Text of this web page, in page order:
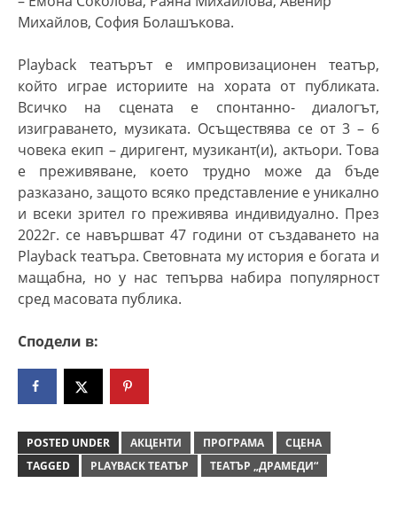
Михайлов, София Болашъкова.
Playback театърът е импровизационен театър,
който играе историите на хората от публиката.
Всичко на сцената е спонтанно- диалогът,
изиграването, музиката. Осъществява се от 3 – 6
човека екип – диригент, музикант(и), актьори. Това
е преживяване, което трудно може да бъде
разказано, защото всяко представление е уникално
и всеки зрител го преживява индивидуално. През
2022г. се навършват 47 години от създаването на
Playback театъра. Световната му история е богата и
мащабна, но у нас тепърва набира популярност
сред масовата публика.
Сподели в:
POSTED UNDER АКЦЕНТИ ПРОГРАМА
СЦЕНА
TAGGED
PLAYBACK ТЕАТЪР ТЕАТЪР „ДРАМЕДИ“